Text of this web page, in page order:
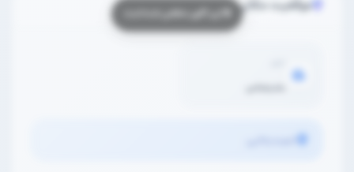
موقعیت مکانی